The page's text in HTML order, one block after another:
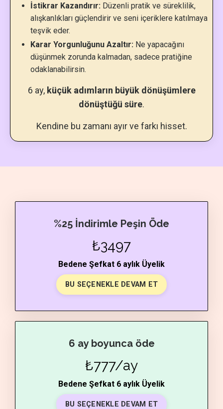
İstikrar Kazandırır: Düzenli pratik ve süreklilik,
alışkanlıkları güçlendirir ve seni içeriklere katılmaya
teşvik eder.
Karar Yorgunluğunu Azaltır: Ne yapacağını
düşünmek zorunda kalmadan, sadece pratiğine
odaklanabilirsin.
6 ay, küçük adımların büyük dönüşümlere
dönüştüğü süre.
Kendine bu zamanı ayır ve farkı hisset.
%25 İndirimle Peşin Öde
₺3497
Bedene Şefkat 6 aylık Üyelik
BU SEÇENEKLE DEVAM ET
6 ay boyunca öde
₺777/ay
Bedene Şefkat 6 aylık Üyelik
BU SEÇENEKLE DEVAM ET